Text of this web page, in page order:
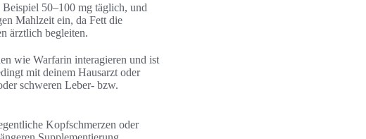
50–100 mg täglich, und
Mahlzeit ein, da Fett die
ärztlich begleiten.
wie Warfarin interagieren und ist
mit deinem Hausarzt oder
schweren Leber‑ bzw.
Kopfschmerzen oder